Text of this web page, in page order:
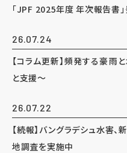
「JPF 2025年度 年次報告書
26.07.24
【コラム更新】頻発する豪雨
と支援～
26.07.22
【続報】バングラデシュ水害
地調査を実施中